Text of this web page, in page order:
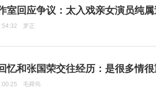
室回应争议：太入戏亲女演员纯
罗正
忆和张国荣交往经历：是很多情很
毛舜筠